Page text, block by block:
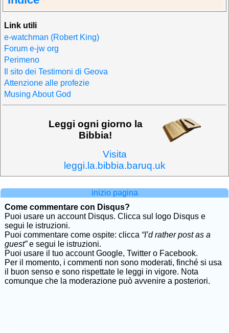
Link utili
e-watchman (Robert King)
Forum e-jw org
Perimeno
Il sito dei Testimoni di Geova
Attenzione alle profezie
Musing About God
Leggi ogni giorno la
Bibbia!
Visita
leggi.la.bibbia.baruq.uk
inizio pagina
Come commentare con Disqus?
Puoi usare un account Disqus. Clicca sul logo Disqus e
segui le istruzioni.
Puoi commentare come ospite: clicca “I’d rather post as a
guest”e segui le istruzioni.
Puoi usare il tuo account Google, Twitter o Facebook.
Per il momento, i commenti non sono moderati, finché si usa
il buon senso e sono rispettate le leggi in vigore. Nota
comunque che la moderazione può avvenire a posteriori.